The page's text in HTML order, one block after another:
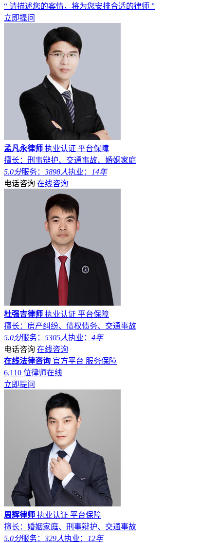
“ 请描述您的案情，将为您安排合适的律师 ”
立即提问
孟凡永律师 执业认证 平台保障
擅长：刑事辩护、交通事故、婚姻家庭
5.0分服务： 3898人执业：
14年
电话咨询 在线咨询
杜强吉律师 执业认证 平台保障
擅长：房产纠纷、债权债务、交通事故
5.0分服务： 5305人执业： 4年
电话咨询 在线咨询
在线法律咨询 官方平台 服务保障
6,110 位律师在线
立即提问
周辉律师 执业认证 平台保障
擅长：婚姻家庭、刑事辩护、交通事故
5.0分服务： 329人执业：
12年